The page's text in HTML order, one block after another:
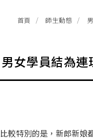
首頁 師生動態
男女學員結為
較特別的是，新郎新